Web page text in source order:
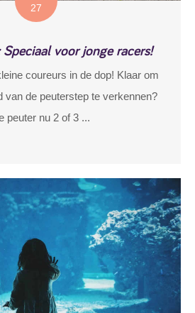
27
voor jonge racers!
coureurs in de dop! Klaar om
van de peuterstep te verkennen?
peuter nu 2 of 3 ...